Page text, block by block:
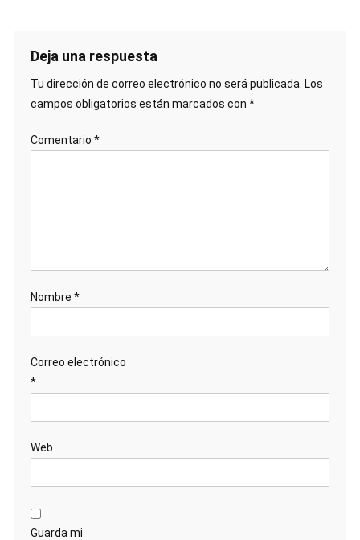
Deja una respuesta
Tu dirección de correo electrónico no será publicada. Los
campos obligatorios están marcados con *
Comentario *
Nombre *
Correo electrónico
*
Web
Guarda mi